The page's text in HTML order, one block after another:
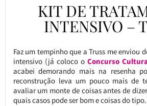
KIT DE
INTENSIVO –
Faz um tempinho que a Truss me enviou
intensivo (já coloco o Concurso
acabei demorando mais na resenha
reconstrução leva um pouco mais de
avaliar um monte de coisas antes de
quais casos pode ser bom e coisas do tipo.